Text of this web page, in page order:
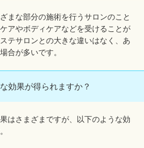
Ｗセラピスト
まな部分の施術を行うサロンのこと
アやボディケアなどを受けることが
テサロンとの大きな違いはなく、あ
合が多いです。
効果が得られますか？
はさまざまですが、以下のような効